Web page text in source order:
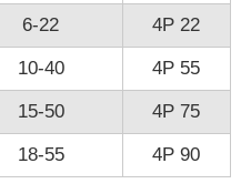
6-22 4P 22
10-40 4P 55
15-50 4P 75
18-55 4P 90